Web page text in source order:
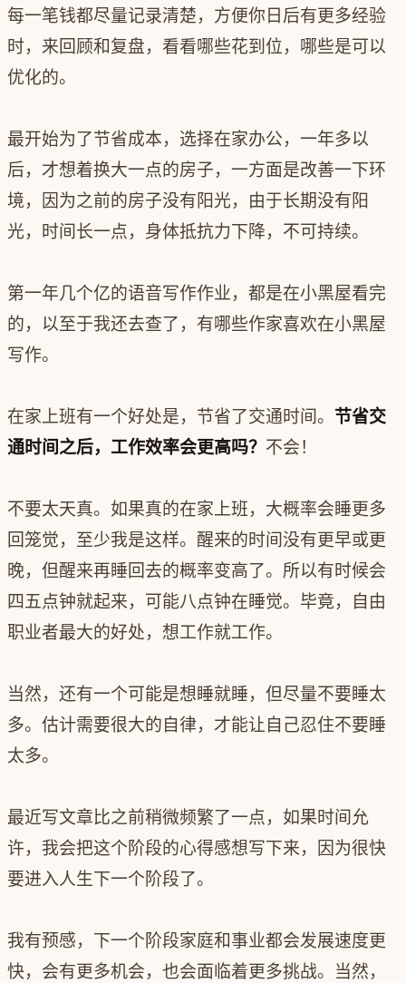
每一笔钱都尽量记录清楚，方便你日后有更多经验
时，来回顾和复盘，看看哪些花到位，哪些是可以
优化的。
最开始为了节省成本，选择在家办公，一年多以
后，才想着换大一点的房子，一方面是改善一下环
境，因为之前的房子没有阳光，由于长期没有阳
光，时间长一点，身体抵抗力下降，不可持续。
第一年几个亿的语音写作作业，都是在小黑屋看完
的，以至于我还去查了，有哪些作家喜欢在小黑屋
写作。
在家上班有一个好处是，节省了交通时间。 节省交
通时间之后，工作效率会更高吗？ 不会！
不要太天真。如果真的在家上班，大概率会睡更多
回笼觉，至少我是这样。醒来的时间没有更早或更
晚，但醒来再睡回去的概率变高了。所以有时候会
四五点钟就起来，可能八点钟在睡觉。毕竟，自由
职业者最大的好处，想工作就工作。
当然，还有一个可能是想睡就睡，但尽量不要睡太
多。估计需要很大的自律，才能让自己忍住不要睡
太多。
最近写文章比之前稍微频繁了一点，如果时间允
许，我会把这个阶段的心得感想写下来，因为很快
要进入人生下一个阶段了。
我有预感，下一个阶段家庭和事业都会发展速度更
快，会有更多机会，也会面临着更多挑战。当然，